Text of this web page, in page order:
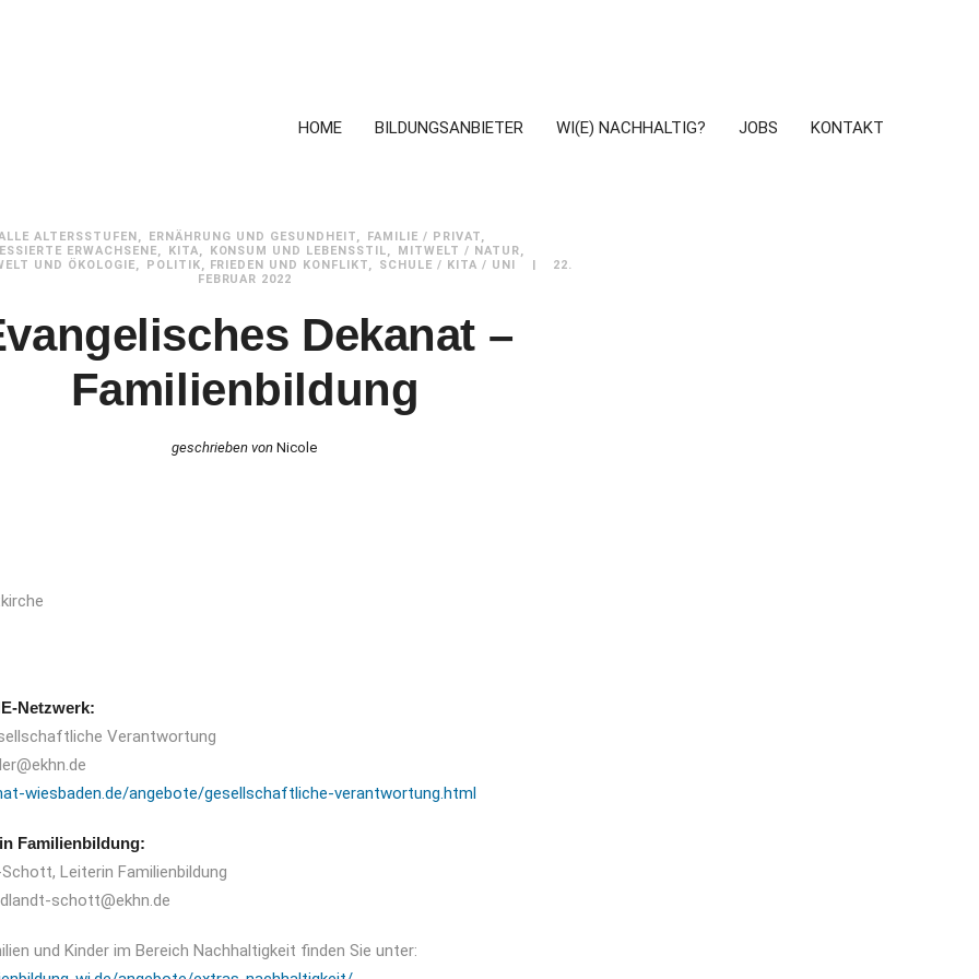
HOME BILDUNGSANBIETER WI(E) NACHHALTIG? JOBS KONTAKT
ALTERSSTUFEN ERNÄHRUNG UND GESUNDHEIT
FAMILIE / PRIVAT
ERWACHSENE
KITA KONSUM UND LEBENSSTIL
MITWELT / NATUR
UND ÖKOLOGIE
POLITIK, FRIEDEN UND KONFLIKT SCHULE / KITA / UNI
22.
FEBRUAR 2022
Dekanat –
Familienbildung
geschrieben vonNicole
Netzwerk:
Verantwortung
wiesbaden.de/angebote/gesellschaftliche-verantwortung.html
Familienbildung:
Leiterin Familienbildung
schott@ekhn.de
und Kinder im Bereich Nachhaltigkeit finden Sie unter: